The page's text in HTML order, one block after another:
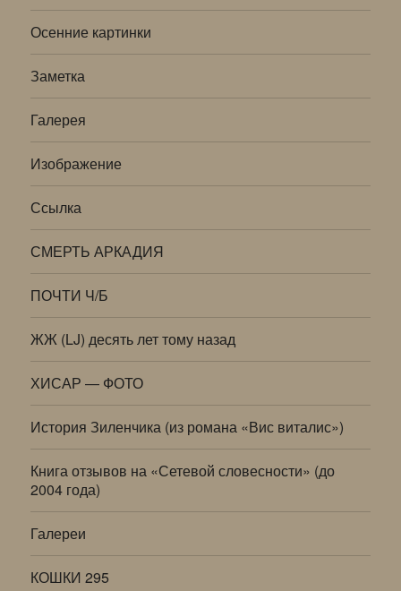
Осенние картинки
Заметка
Галерея
Изображение
Ссылка
СМЕРТЬ АРКАДИЯ
ПОЧТИ Ч/Б
ЖЖ (LJ) десять лет тому назад
ХИСАР — ФОТО
История Зиленчика (из романа «Вис виталис»)
Книга отзывов на «Сетевой словесности» (до
2004 года)
Галереи
КОШКИ 295